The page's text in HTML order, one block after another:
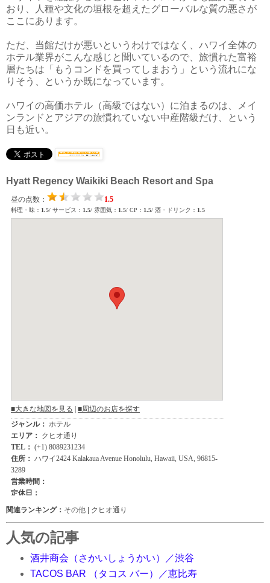
おり、人種や文化の垣根を超えたグローバルな質の悪さが
ここにあります。
ただ、当館だけが悪いというわけではなく、ハワイ全体の
ホテル業界がこんな感じと聞いているので、旅慣れた富裕
層たちは「もうコンドを買ってしまおう」という流れにな
りそう、というか既になっています。
ハワイの高価ホテル（高級ではない）に泊まるのは、メイ
ンランドとアジアの旅慣れていない中産階級だけ、という
日も近い。
Hyatt Regency Waikiki Beach Resort and Spa
関連ランキング： その他 | クヒオ通り
人気の記事
酒井商会（さかいしょうかい）／渋谷
TACOS BAR （タコス バー）／恵比寿